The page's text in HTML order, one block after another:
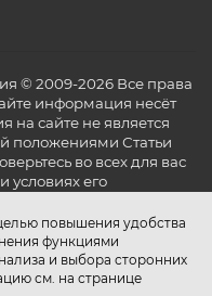
повышения удобства
функциями
и выбора сторонних
см. на странице
© 2009-2026 Все права
информация несёт
на сайте не является
положениями Статьи
во всех для вас
условиях его